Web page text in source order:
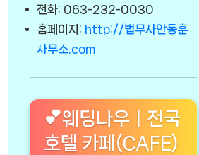
전화: 063-232-0030
홈페이지: http://법무사안동훈
사무소.com
💕웨딩나우ㅣ전국
호텔 카페(CAFE)